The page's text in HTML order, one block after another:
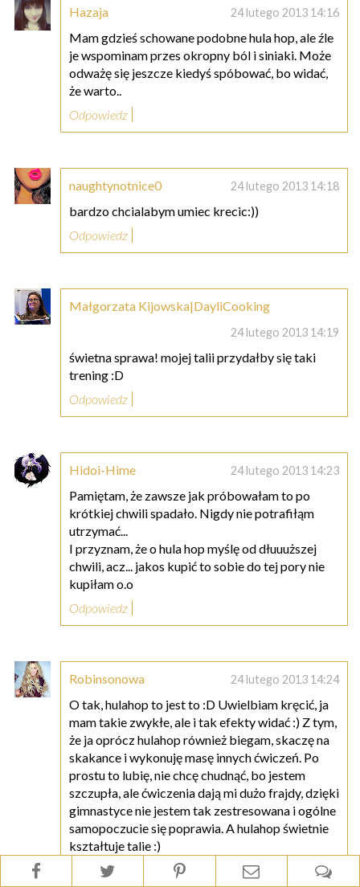
Hazaja 24 lutego 2013 14:16
Mam gdzieś schowane podobne hula hop, ale źle
je wspominam przes okropny ból i siniaki. Może
odważę się jeszcze kiedyś spóbować, bo widać,
że warto..
Odpowiedz
naughtynotnice0 24 lutego 2013 14:18
bardzo chcialabym umiec krecic:))
Odpowiedz
Małgorzata Kijowska|DayliCooking
24 lutego 2013 14:19
świetna sprawa! mojej talii przydałby się taki
trening :D
Odpowiedz
Hidoi-Hime 24 lutego 2013 14:23
Pamiętam, że zawsze jak próbowałam to po
krótkiej chwili spadało. Nigdy nie potrafiłąm
utrzymać...
I przyznam, że o hula hop myślę od dłuuuższej
chwili, acz... jakos kupić to sobie do tej pory nie
kupiłam o.o
Odpowiedz
Robinsonowa 24 lutego 2013 14:24
O tak, hulahop to jest to :D Uwielbiam kręcić, ja
mam takie zwykłe, ale i tak efekty widać :) Z tym,
że ja oprócz hulahop również biegam, skaczę na
skakance i wykonuję masę innych ćwiczeń. Po
prostu to lubię, nie chcę chudnąć, bo jestem
szczupła, ale ćwiczenia dają mi dużo frajdy, dzięki
gimnastyce nie jestem tak zestresowana i ogólne
samopoczucie się poprawia. A hulahop świetnie
kształtuje talie :)
Odpowiedz